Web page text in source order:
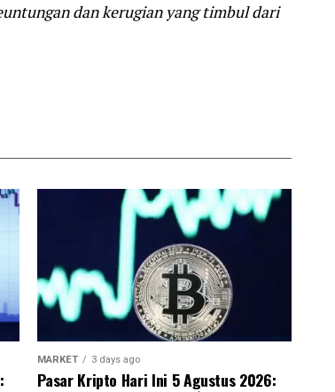
dan kerugian yang timbul dari
MARKET 3 days ago
Pasar Kripto Hari Ini 5 Agustus 2026: